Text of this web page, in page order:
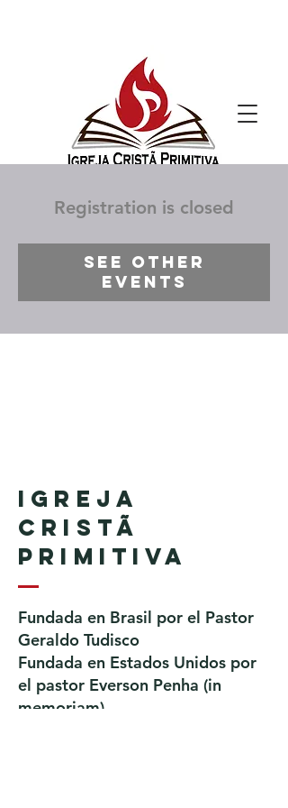
Registration is closed
See other
events
Igreja
Cristã
Primitiva
Fundada en Brasil por el Pastor
Geraldo Tudisco
Fundada en Estados Unidos por
el pastor Everson Penha ​(in
memoriam)